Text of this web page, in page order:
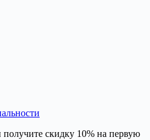
скидку 10% на первую